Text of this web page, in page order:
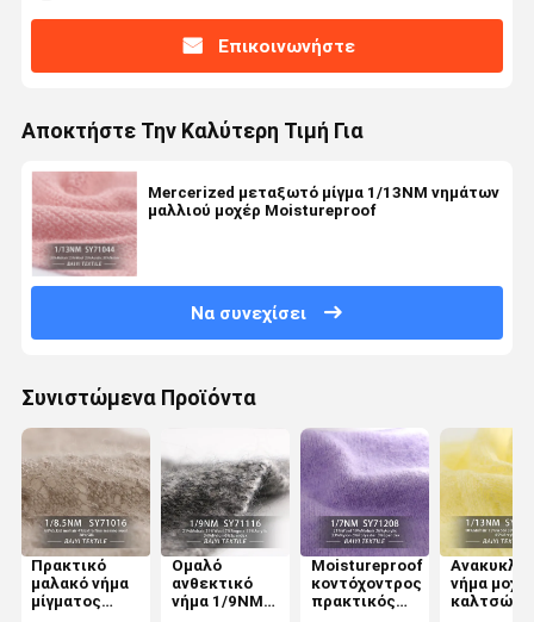
Επικοινωνήστε
Αποκτήστε Την Καλύτερη Τιμή Για
Mercerized μεταξωτό μίγμα 1/13NM νημάτων
μαλλιού μοχέρ Moistureproof
Να συνεχίσει
Συνιστώμενα Προϊόντα
Πρακτικό
μαλακό νήμα
μίγματος
Ομαλό
ανθεκτικό
νήμα 1/9NM
Moistureproof
κοντόχοντρος
πρακτικός
νήμα
καλτσών